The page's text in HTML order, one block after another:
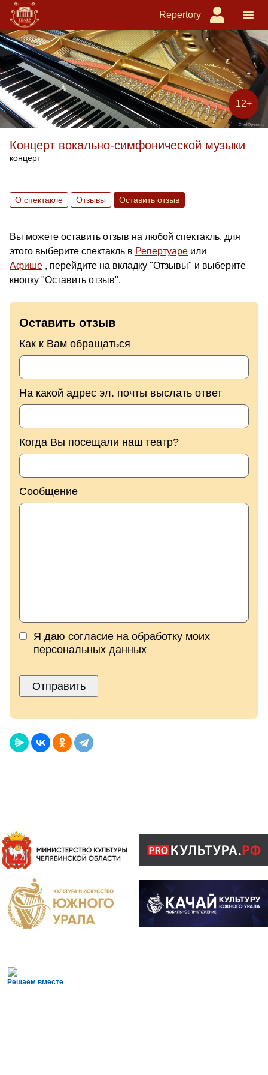
Repertory
12+
Концерт вокально-симфонической музыки
концерт
О спектакле Отзывы Оставить отзыв
Вы можете оставить отзыв на любой спектакль, для
этого выберите спектакль в Репертуаре или
Афише , перейдите на вкладку "Отзывы" и выберите
кнопку "Оставить отзыв".
Оставить отзыв
Как к Вам обращаться
На какой адрес эл. почты выслать ответ
Когда Вы посещали наш театр?
Сообщение
Я даю согласие на обработку моих
персональных данных
Отправить
Решаем вместе